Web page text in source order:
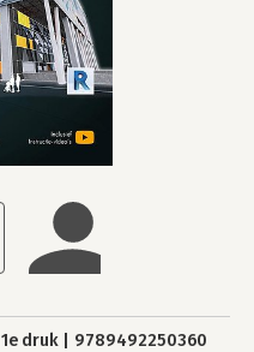
1e druk 9789492250360